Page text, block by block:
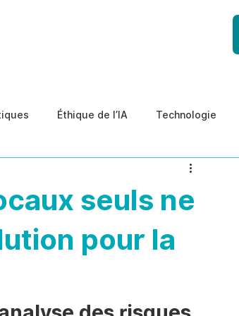
Éthique de l’IA Technologie
menaces internes
seuls ne
pour la